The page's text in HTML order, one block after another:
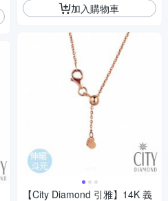
加入購物車
【City Diamond 引雅】14K 義